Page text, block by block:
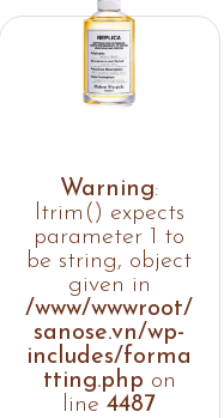
Warning:
ltrim() expects
parameter 1 to
be string, object
given in
/www/wwwroot/
sanose.vn/wp-
includes/forma
tting.php on
line4487